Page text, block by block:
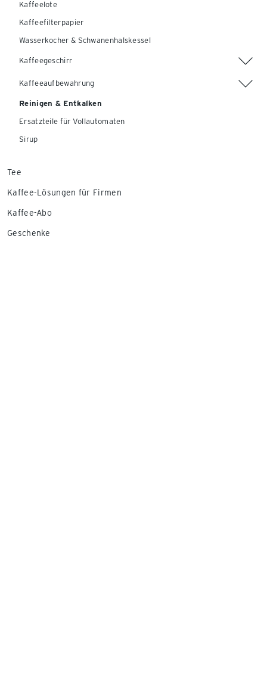
Kaffeelote
Kaffeefilterpapier
Wasserkocher & Schwanenhalskessel
Kaffeegeschirr
Kaffeeaufbewahrung
Reinigen & Entkalken
Ersatzteile für Vollautomaten
Sirup
Tee
Kaffee-Lösungen für Firmen
Kaffee-Abo
Geschenke